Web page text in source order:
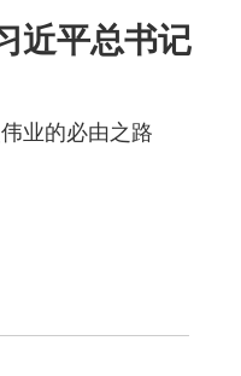
近平总书记
业的必由之路